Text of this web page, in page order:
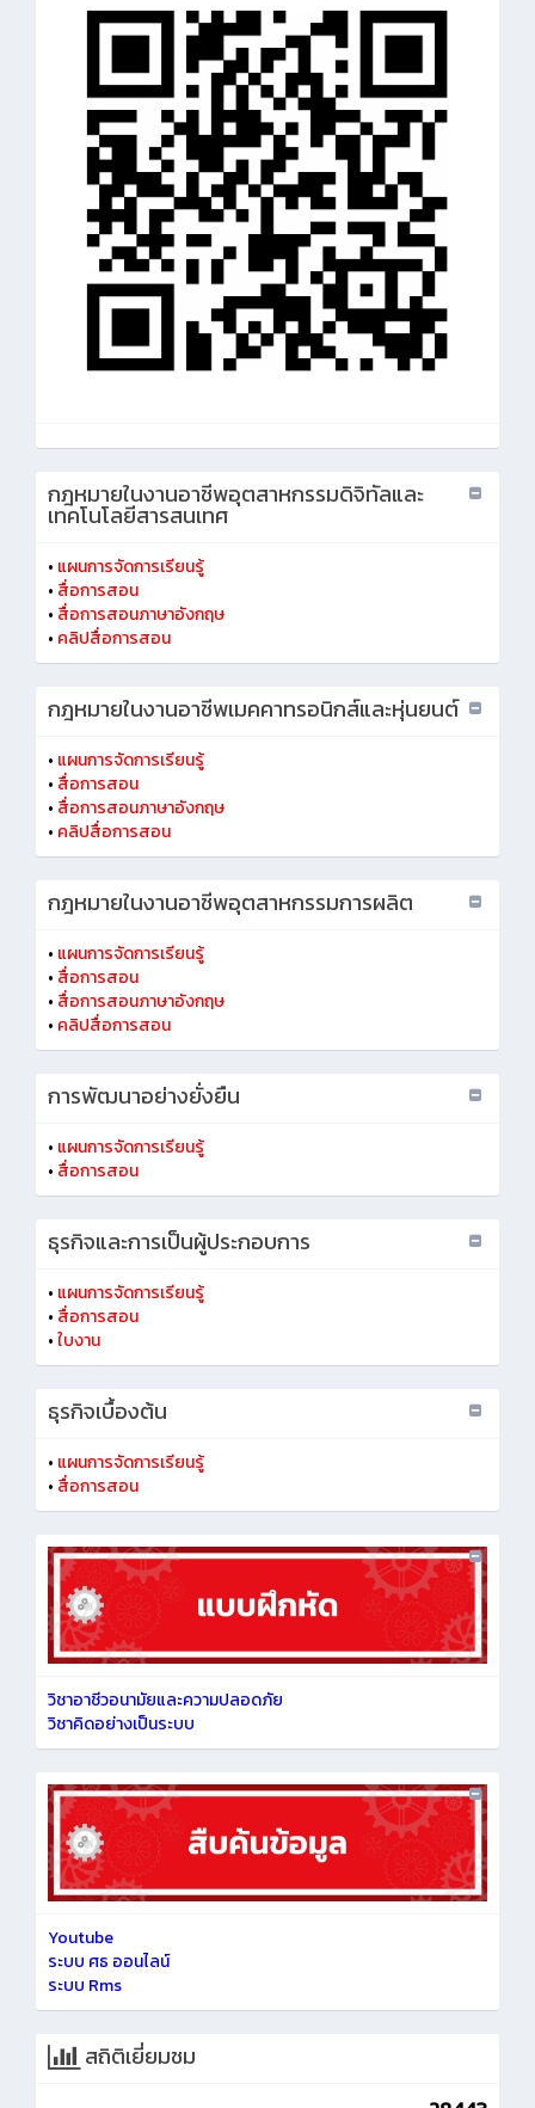
กฎหมายในงานอาชีพอุตสาหกรรมดิจิทัลและ
เทคโนโลยีสารสนเทศ
• แผนการจัดการเรียนรู้
• สื่อการสอน
• สื่อการสอนภาษาอังกฤษ
• คลิปสื่อการสอน
กฎหมายในงานอาชีพเมคคาทรอนิกส์และหุ่นยนต์
• แผนการจัดการเรียนรู้
• สื่อการสอน
• สื่อการสอนภาษาอังกฤษ
• คลิปสื่อการสอน
กฎหมายในงานอาชีพอุตสาหกรรมการผลิต
• แผนการจัดการเรียนรู้
• สื่อการสอน
• สื่อการสอนภาษาอังกฤษ
• คลิปสื่อการสอน
การพัฒนาอย่างยั่งยืน
• แผนการจัดการเรียนรู้
• สื่อการสอน
ธุรกิจและการเป็นผู้ประกอบการ
• แผนการจัดการเรียนรู้
• สื่อการสอน
•ใบงาน
ธุรกิจเบื้องต้น
• แผนการจัดการเรียนรู้
• สื่อการสอน
วิชาอาชีวอนามัยและความปลอดภัย
วิชาคิดอย่างเป็นระบบ
Youtube
ระบบ ศธ ออนไลน์
ระบบ Rms
สถิติเยี่ยมชม